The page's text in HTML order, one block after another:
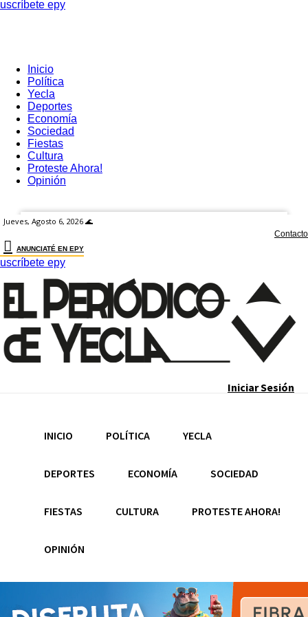
uscríbete epy
Inicio
Política
Yecla
Deportes
Economía
Sociedad
Fiestas
Cultura
Proteste Ahora!
Opinión
El Periódico de Yecla
Recupera tu contraseña
Jueves, Agosto 6, 2026 🌊
Contacto
ANUNCIATÉ EN EPY
uscríbete epy
Iniciar Sesión
INICIO POLÍTICA YECLA
DEPORTES ECONOMÍA SOCIEDAD
FIESTAS CULTURA PROTESTE AHORA!
OPINIÓN